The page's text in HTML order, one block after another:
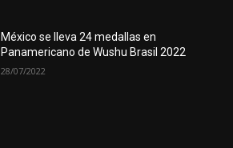
México se lleva 24 medallas en
Panamericano de Wushu Brasil 2022
28/07/2022